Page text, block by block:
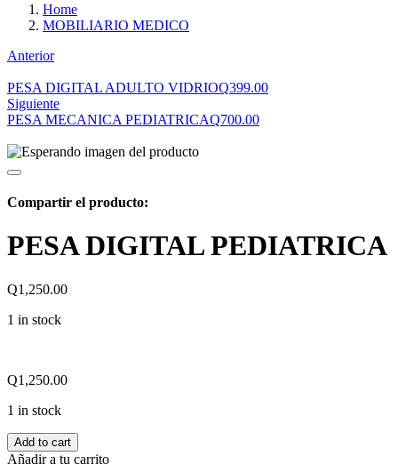
Home
MOBILIARIO MEDICO
Anterior
PESA DIGITAL ADULTO VIDRIOQ399.00
Siguiente
PESA MECANICA PEDIATRICAQ700.00
Compartir el producto:
PESA DIGITAL PEDIATRICA
Q1,250.00
1 in stock
Q1,250.00
1 in stock
Add to cart
Añadir a tu carrito